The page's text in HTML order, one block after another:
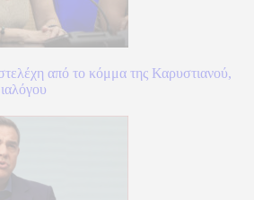
από το κόμμα της Καρυστιανού,